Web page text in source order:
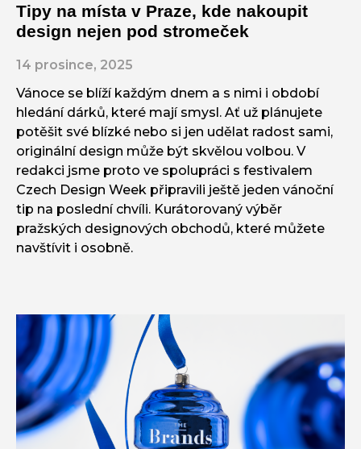
Tipy na místa v Praze, kde nakoupit
design nejen pod stromeček
14 prosince, 2025
Vánoce se blíží každým dnem a s nimi i období
hledání dárků, které mají smysl. Ať už plánujete
potěšit své blízké nebo si jen udělat radost sami,
originální design může být skvělou volbou. V
redakci jsme proto ve spolupráci s festivalem
Czech Design Week připravili ještě jeden vánoční
tip na poslední chvíli. Kurátorovaný výběr
pražských designových obchodů, které můžete
navštívit i osobně.